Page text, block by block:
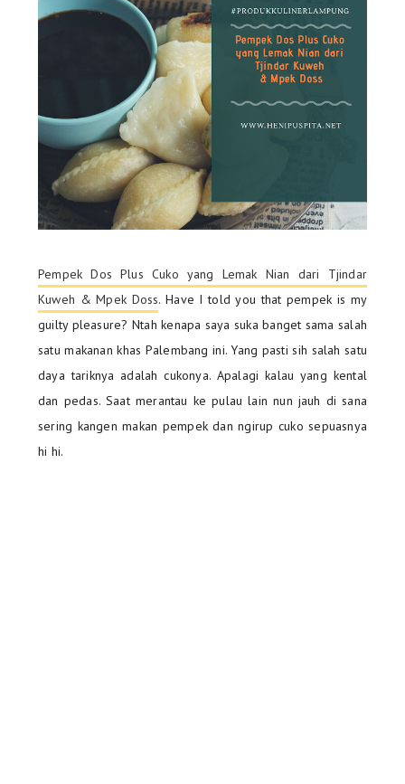
Pempek Dos Plus Cuko yang Lemak Nian dari Tjindar
Kuweh & Mpek Doss. Have I told you that pempek is my
guilty pleasure? Ntah kenapa saya suka banget sama salah
satu makanan khas Palembang ini. Yang pasti sih salah satu
daya tariknya adalah cukonya. Apalagi kalau yang kental
dan pedas. Saat merantau ke pulau lain nun jauh di sana
sering kangen makan pempek dan ngirup cuko sepuasnya
hi hi.